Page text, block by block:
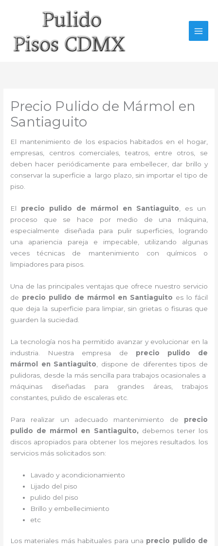
Precio Pulido de Mármol en
Santiaguito
El mantenimiento de los espacios habitados en el hogar,
empresas, centros comerciales, teatros, entre otros, se
deben hacer periódicamente para embellecer, dar brillo y
conservar la superficie a largo plazo, sin importar el tipo de
piso.
El precio pulido de mármol en Santiaguito , es un
proceso que se hace por medio de una máquina,
especialmente diseñada para pulir superficies, logrando
una apariencia pareja e impecable, utilizando algunas
veces técnicas de mantenimiento con químicos o
limpiadores para pisos.
Una de las principales ventajas que ofrece nuestro servicio
de precio pulido de mármol en Santiaguito es lo fácil
que deja la superficie para limpiar, sin grietas o fisuras que
guarden la suciedad.
La tecnología nos ha permitido avanzar y evolucionar en la
industria. Nuestra empresa de precio pulido de
mármol
en Santiaguito , dispone de diferentes tipos de
pulidoras, desde la más sencilla para trabajos ocasionales a
máquinas diseñadas para grandes áreas, trabajos
constantes, pulido de escaleras etc.
Para realizar un adecuado mantenimiento de precio
pulido de mármol
en Santiaguito, debemos tener los
discos apropiados para obtener los mejores resultados. los
servicios más solicitados son:
Lavado y acondicionamiento
Lijado del piso
pulido del piso
Brillo y embellecimiento
etc
Los materiales más habituales para una precio pulido de